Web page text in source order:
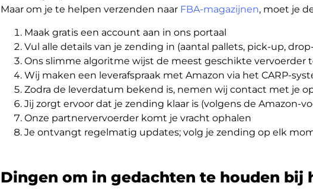
Maar om je te helpen verzenden naar FBA-magazijnen, moet je
Maak gratis een account aan in ons portaal
Vul alle details van je zending in (aantal pallets, pick-up,
Ons slimme algoritme wijst de meest geschikte vervoerder
Wij maken een leverafspraak met Amazon via het CARP-
Zodra de leverdatum bekend is, nemen wij contact met je
Jij zorgt ervoor dat je zending klaar is (volgens de Amazon-
Onze partnervervoerder komt je vracht ophalen
Je ontvangt regelmatig updates; volg je zending op elk
Dingen om in gedachten te houden bij